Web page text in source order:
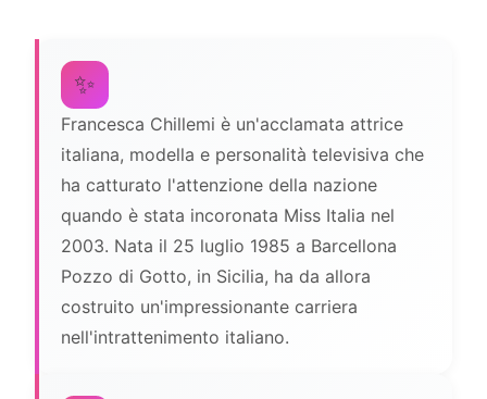
✨
Francesca Chillemi è un'acclamata attrice
italiana, modella e personalità televisiva che
ha catturato l'attenzione della nazione
quando è stata incoronata Miss Italia nel
2003. Nata il 25 luglio 1985 a Barcellona
Pozzo di Gotto, in Sicilia, ha da allora
costruito un'impressionante carriera
nell'intrattenimento italiano.